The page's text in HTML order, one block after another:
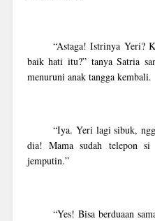
“Astaga! Istrinya Yeri?
baik hati itu?” tanya Satria
menuruni anak tangga kembali.
“Iya. Yeri lagi sibuk,
dia! Mama sudah telepon
jemputin.”
“Yes! Bisa berduaan